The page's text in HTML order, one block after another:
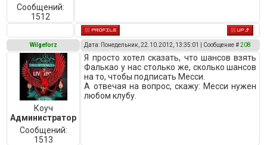
Сообщений:
1512
Wilgeforz Дата: Понедельник, 22.10.2012, 13:35:01 | Сообщение #208
Коуч
Администратор
Сообщений:
1513
Я просто хотел сказать, что шансов взять
Фалькао у нас столько же, сколько шансов
на то, чтобы подписать Месси.
А отвечая на вопрос, скажу: Месси нужен
любом клубу.